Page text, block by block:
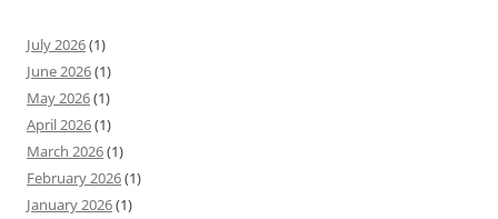
July 2026(1)
June 2026(1)
May 2026(1)
April 2026(1)
March 2026(1)
February 2026(1)
January 2026(1)